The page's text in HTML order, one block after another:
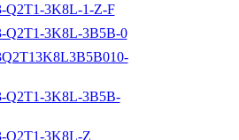
Q2T1-3K8L-1-Z-F
Q2T1-3K8L-3B5B-0
Q2T1-3K8L-3B5B-
Q2T1-3K8L-Z